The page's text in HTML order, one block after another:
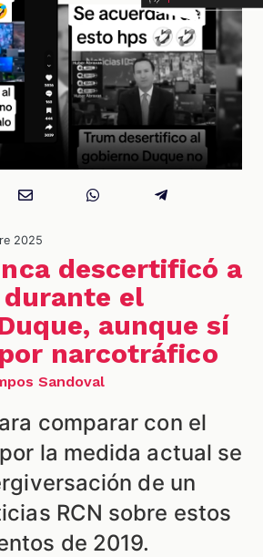
2025
descertificó a
el
aunque sí
narcotráfico
Sandoval
comparar con el
la medida actual se
de un
RCN sobre estos
de 2019.